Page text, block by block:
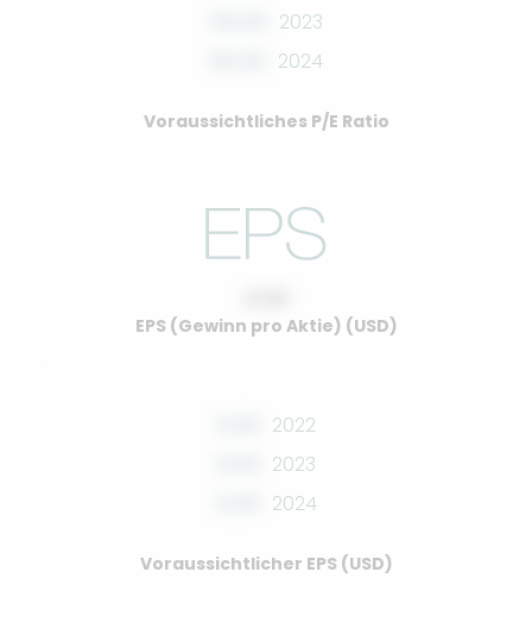
2023
2024
Voraussichtliches P/E Ratio
EPS (Gewinn pro Aktie) (USD)
2022
2023
2024
Voraussichtlicher EPS (USD)